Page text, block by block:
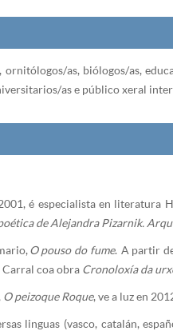
as, biólogos/as,
as e público xeral
é especialista en literatura
de Alejandra Pizarnik.
O pouso do fume. A partir
Carral coa obra Cronoloxía da
O peizoque Roque, ve a luz en
linguas (vasco, catalán,